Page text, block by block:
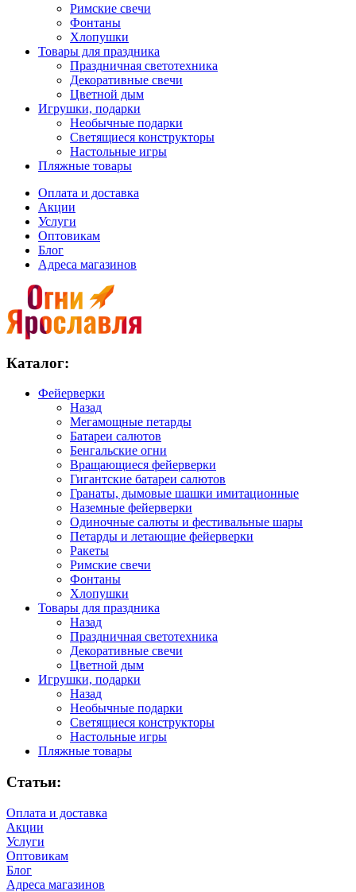
Римские свечи
Фонтаны
Хлопушки
Товары для праздника
Праздничная светотехника
Декоративные свечи
Цветной дым
Игрушки, подарки
Необычные подарки
Светящиеся конструкторы
Настольные игры
Пляжные товары
Оплата и доставка
Акции
Услуги
Оптовикам
Блог
Адреса магазинов
Каталог:
Фейерверки
Назад
Мегамощные петарды
Батареи салютов
Бенгальские огни
Вращающиеся фейерверки
Гигантские батареи салютов
Гранаты, дымовые шашки имитационные
Наземные фейерверки
Одиночные салюты и фестивальные шары
Петарды и летающие фейерверки
Ракеты
Римские свечи
Фонтаны
Хлопушки
Товары для праздника
Назад
Праздничная светотехника
Декоративные свечи
Цветной дым
Игрушки, подарки
Назад
Необычные подарки
Светящиеся конструкторы
Настольные игры
Пляжные товары
Статьи:
Оплата и доставка
Акции
Услуги
Оптовикам
Блог
Адреса магазинов